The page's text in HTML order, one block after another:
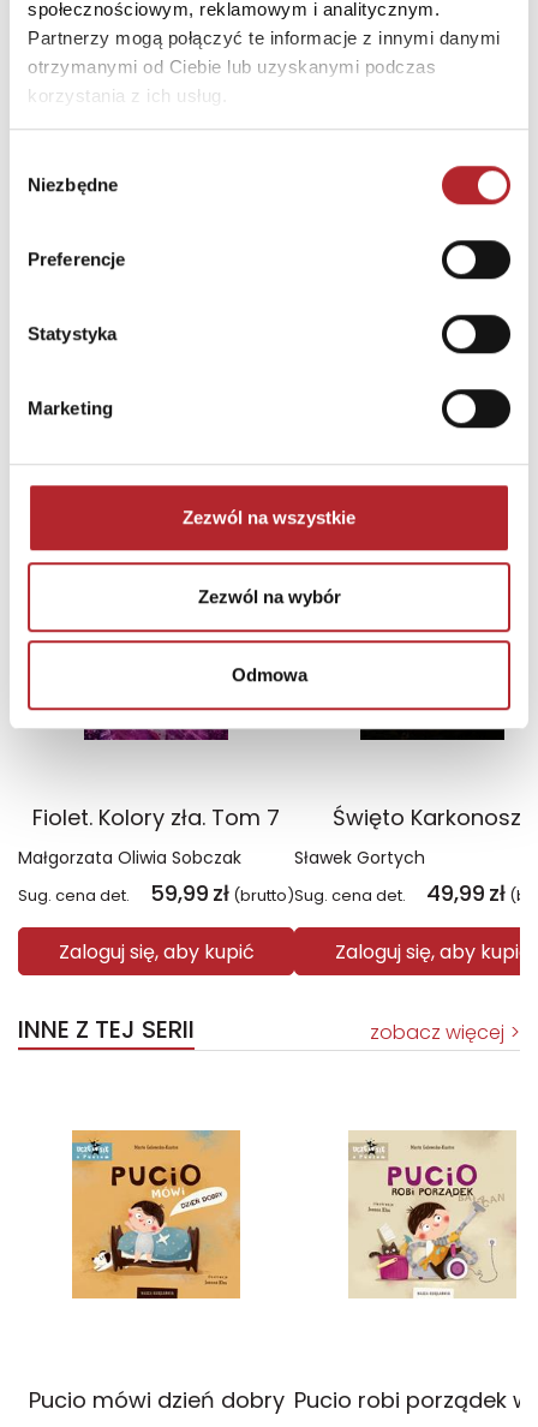
społecznościowym, reklamowym i analitycznym.
Partnerzy mogą połączyć te informacje z innymi danymi
otrzymanymi od Ciebie lub uzyskanymi podczas
korzystania z ich usług.
zgody
Niezbędne
Preferencje
Statystyka
Marketing
Zezwól na wszystkie
Zezwól na wybór
Odmowa
Bright Junior Media
Fiolet. Kolory zła. Tom 7
Małgorzata Oliwia Sobczak
Sug. cena det. 59,99 zł (brutto)
Zaloguj się, aby kupić
TOP 100
Święto Karkonoszy
Sławek Gortych
Sug. cena det. 49,99 zł
Zaloguj się, aby kupić
INNE Z TEJ SERII zobacz więcej
Pucio mówi dzień dobry